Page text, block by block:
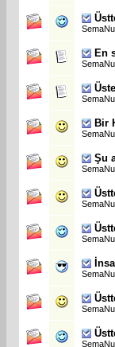
En
Bir
Şu